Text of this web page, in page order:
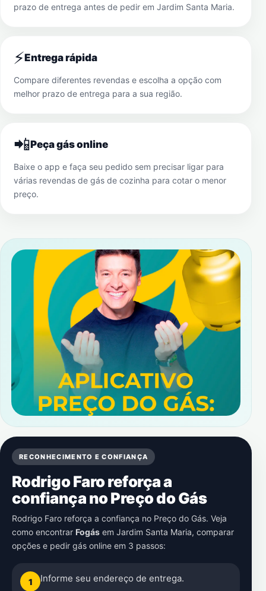
prazo de entrega antes de pedir em Jardim Santa Maria.
⚡Entrega rápida
Compare diferentes revendas e escolha a opção com
melhor prazo de entrega para a sua região.
📲Peça gás online
Baixe o app e faça seu pedido sem precisar ligar para
várias revendas de gás de cozinha para cotar o menor
preço.
RECONHECIMENTO E CONFIANÇA
Rodrigo Faro reforça a
confiança no Preço do Gás
Rodrigo Faro reforça a confiança no Preço do Gás. Veja
como encontrar Fogás em Jardim Santa Maria, comparar
opções e pedir gás online em 3 passos:
1 Informe seu endereço de entrega.